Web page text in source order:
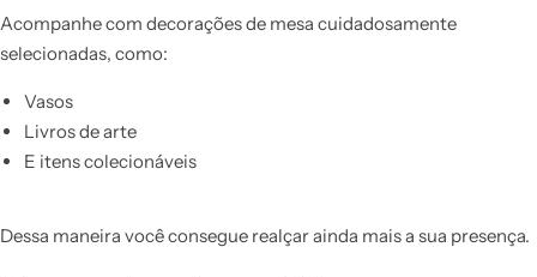
Acompanhe com decorações de mesa cuidadosamente
selecionadas, como:
Vasos
Livros de arte
E itens colecionáveis
Dessa maneira você consegue realçar ainda mais a sua presença.